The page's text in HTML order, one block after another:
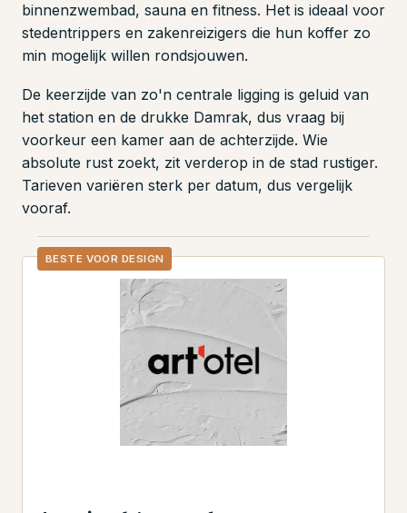
binnenzwembad, sauna en fitness. Het is ideaal voor
stedentrippers en zakenreizigers die hun koffer zo
min mogelijk willen rondsjouwen.
De keerzijde van zo'n centrale ligging is geluid van
het station en de drukke Damrak, dus vraag bij
voorkeur een kamer aan de achterzijde. Wie
absolute rust zoekt, zit verderop in de stad rustiger.
Tarieven variëren sterk per datum, dus vergelijk
vooraf.
BESTE VOOR DESIGN